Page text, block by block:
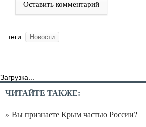
Оставить комментарий
теги: Новости
Загрузка...
ЧИТАЙТЕ ТАКЖЕ:
» Вы признаете Крым частью России?